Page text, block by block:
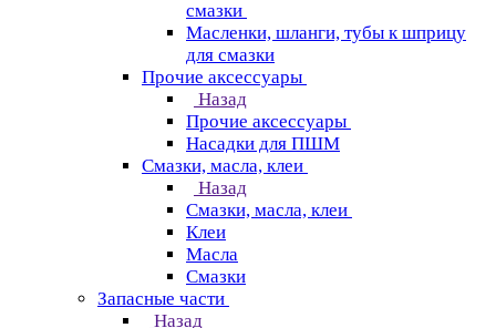
смазки
Масленки, шланги, тубы к шприцу
для смазки
Прочие аксессуары
Назад
Прочие аксессуары
Насадки для ПШМ
Смазки, масла, клеи
Назад
Смазки, масла, клеи
Клеи
Масла
Смазки
Запасные части
Назад